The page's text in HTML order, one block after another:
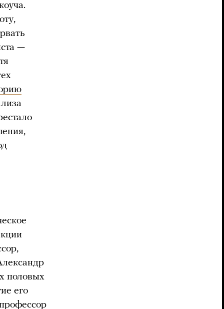
—
половых
его